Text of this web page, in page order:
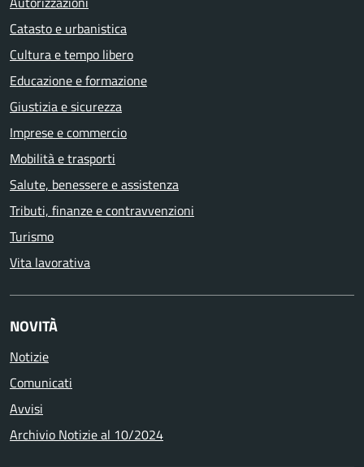
Catasto e urbanistica
Cultura e tempo libero
Educazione e formazione
Giustizia e sicurezza
Imprese e commercio
Mobilità e trasporti
Salute, benessere e assistenza
Tributi, finanze e contravvenzioni
Turismo
Vita lavorativa
NOVITÀ
Notizie
Comunicati
Avvisi
Archivio Notizie al 10/2024